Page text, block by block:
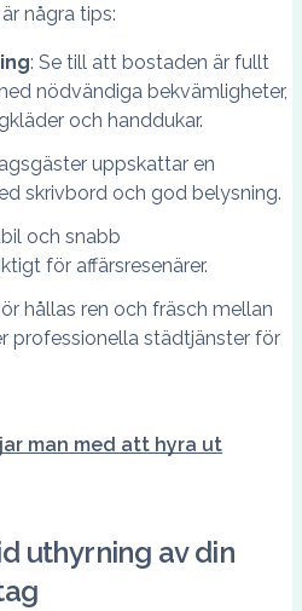
några tips:
: Se till att bostaden är fullt
nödvändiga bekvämligheter,
och handdukar.
uppskattar en
skrivbord och god belysning.
och snabb
för affärsresenärer.
hållas ren och fräsch mellan
professionella städtjänster för
man med att hyra ut
uthyrning av din